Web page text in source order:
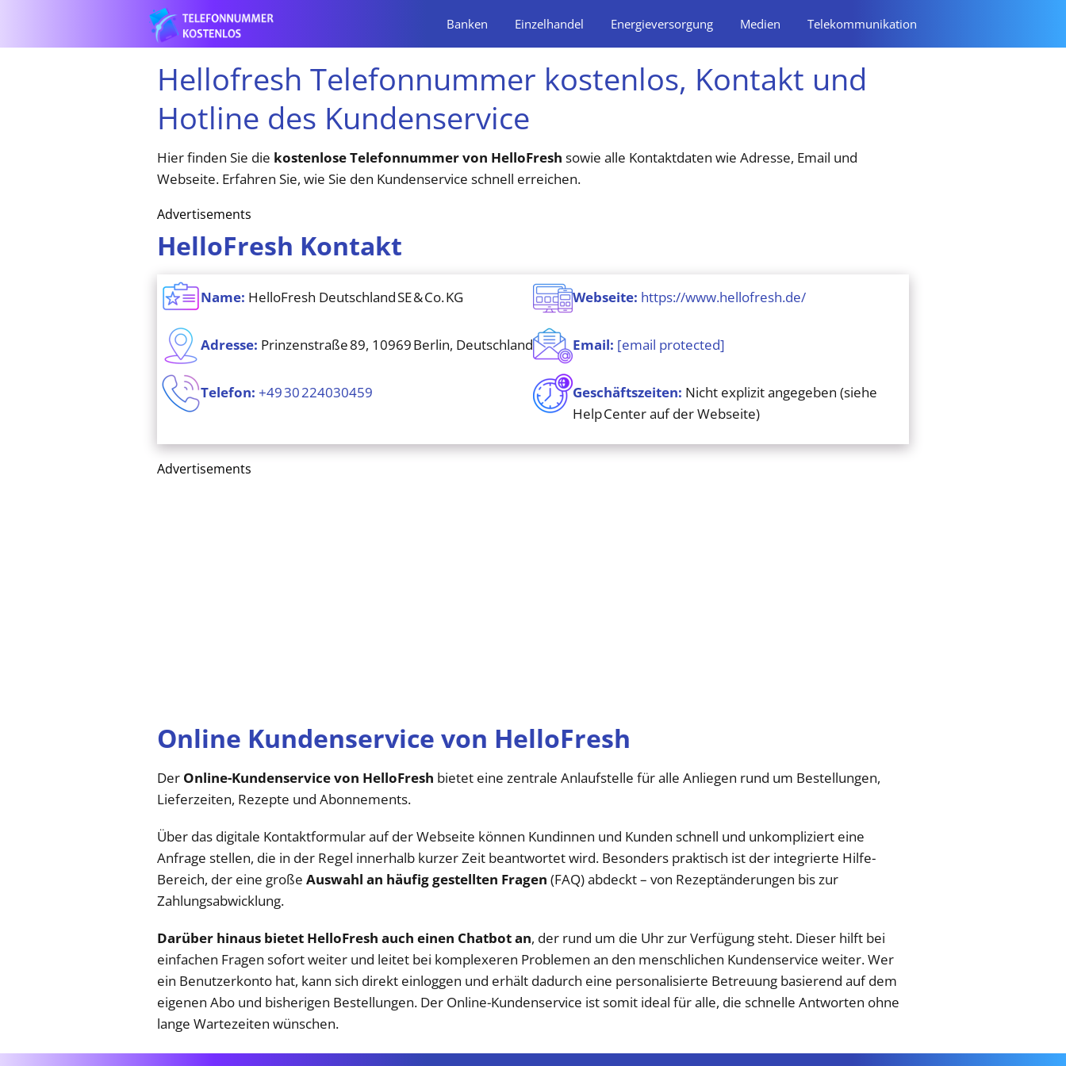
Banken Einzelhandel Energieversorgung Medien Telekommunikation
Hellofresh Telefonnummer kostenlos, Kontakt und
Hotline des Kundenservice
Hier finden Sie die kostenlose Telefonnummer von HelloFresh sowie alle Kontaktdaten wie Adresse, Email und
Webseite. Erfahren Sie, wie Sie den Kundenservice schnell erreichen.
Advertisements
HelloFresh Kontakt
Name: HelloFresh Deutschland SE & Co. KG
Adresse: Prinzenstraße 89, 10969 Berlin, Deutschland
Telefon: +49 30 224030459
Webseite: https://www.hellofresh.de/
Email: [email protected]
Geschäftszeiten: Nicht explizit angegeben (siehe
Help Center auf der Webseite)
Advertisements
Online Kundenservice von HelloFresh
Der Online-Kundenservice von HelloFresh bietet eine zentrale Anlaufstelle für alle Anliegen rund um Bestellungen,
Lieferzeiten, Rezepte und Abonnements.
Über das digitale Kontaktformular auf der Webseite können Kundinnen und Kunden schnell und unkompliziert eine
Anfrage stellen, die in der Regel innerhalb kurzer Zeit beantwortet wird. Besonders praktisch ist der integrierte Hilfe-
Bereich, der eine große Auswahl an häufig gestellten Fragen (FAQ) abdeckt – von Rezeptänderungen bis zur
Zahlungsabwicklung.
Darüber hinaus bietet HelloFresh auch einen Chatbot an, der rund um die Uhr zur Verfügung steht. Dieser hilft bei
einfachen Fragen sofort weiter und leitet bei komplexeren Problemen an den menschlichen Kundenservice weiter. Wer
ein Benutzerkonto hat, kann sich direkt einloggen und erhält dadurch eine personalisierte Betreuung basierend auf dem
eigenen Abo und bisherigen Bestellungen. Der Online-Kundenservice ist somit ideal für alle, die schnelle Antworten ohne
lange Wartezeiten wünschen.